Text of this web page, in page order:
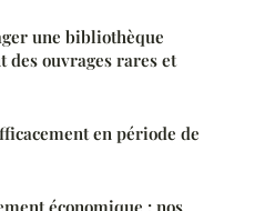
une bibliothèque
des ouvrages rares et
en période de